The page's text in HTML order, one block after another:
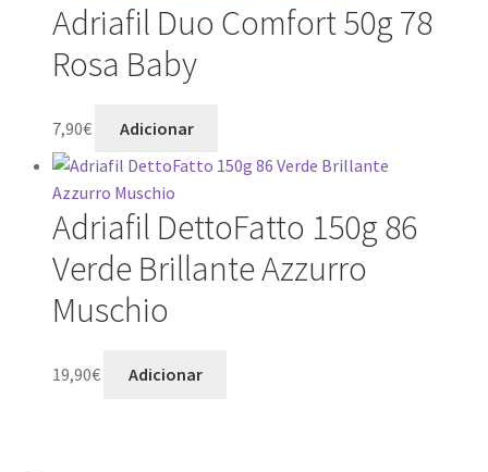
Adriafil Duo Comfort 50g 78
Rosa Baby
7,90€ Adicionar
Adriafil DettoFatto 150g 86
Verde Brillante Azzurro
Muschio
19,90€ Adicionar